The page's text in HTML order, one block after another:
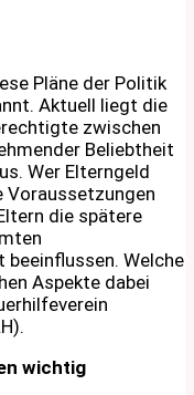
Pläne der Politik
Aktuell liegt die
zwischen
Beliebtheit
Wer Elterngeld
Voraussetzungen
die spätere
Welche
Aspekte dabei
wichtig